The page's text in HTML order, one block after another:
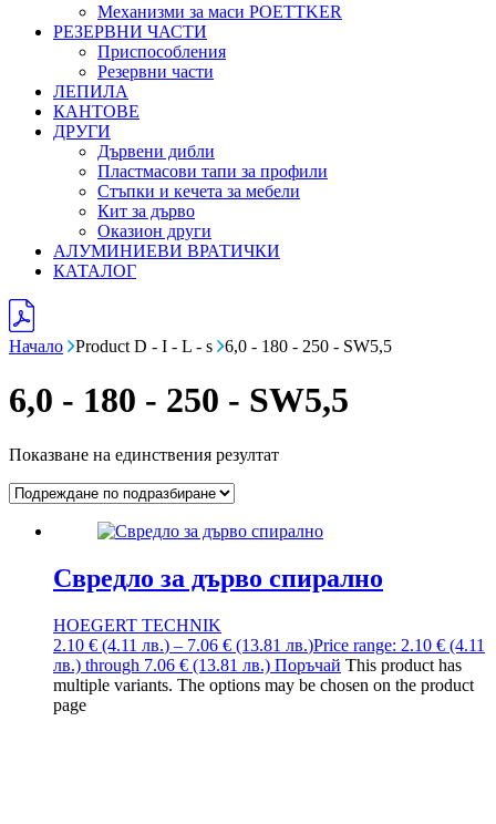
Механизми за маси POETTKER
РЕЗЕРВНИ ЧАСТИ
Приспособления
Резервни части
ЛЕПИЛА
КАНТОВЕ
ДРУГИ
Дървени дибли
Пластмасови тапи за профили
Стъпки и кечета за мебели
Кит за дърво
Оказион други
АЛУМИНИЕВИ ВРАТИЧКИ
КАТАЛОГ
Начало Product D - I - L - s 6,0 - 180 - 250 - SW5,5
6,0 - 180 - 250 - SW5,5
Показване на единствения резултат
Свредло за дърво спирално
HOEGERT TECHNIK
2.10 € (4.11 лв.) – 7.06 € (13.81 лв.)Price range: 2.10 € (4.11
лв.) through 7.06 € (13.81 лв.) Поръчай This product has
multiple variants. The options may be chosen on the product
page